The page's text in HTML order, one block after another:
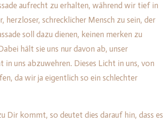
aufrecht zu erhalten, während wir tief in
schrecklicher Mensch zu sein, der
soll dazu dienen, keinen merken zu
hält sie uns nur davon ab, unser
in uns abzuwehren. Dieses Licht in uns, von
da wir ja eigentlich so ein schlechter
Dir kommt, so deutet dies darauf hin, dass es